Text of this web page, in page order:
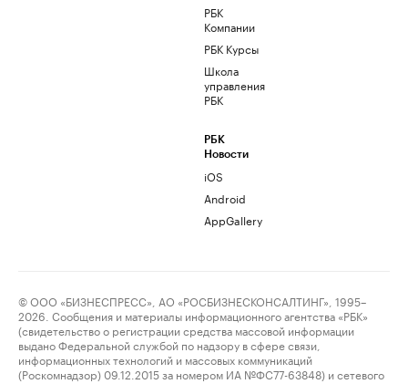
РБК
Компании
РБК Курсы
Школа
управления
РБК
РБК
Новости
iOS
Android
AppGallery
© ООО «БИЗНЕСПРЕСС», АО «РОСБИЗНЕСКОНСАЛТИНГ», 1995–
2026. Сообщения и материалы информационного агентства «РБК»
(свидетельство о регистрации средства массовой информации
выдано Федеральной службой по надзору в сфере связи,
информационных технологий и массовых коммуникаций
(Роскомнадзор) 09.12.2015 за номером ИА №ФС77-63848) и сетевого